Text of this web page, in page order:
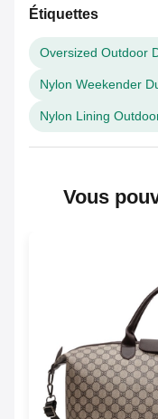
Étiquettes
Oversized Outdoor
Nylon Weekender
Nylon Lining
Vous